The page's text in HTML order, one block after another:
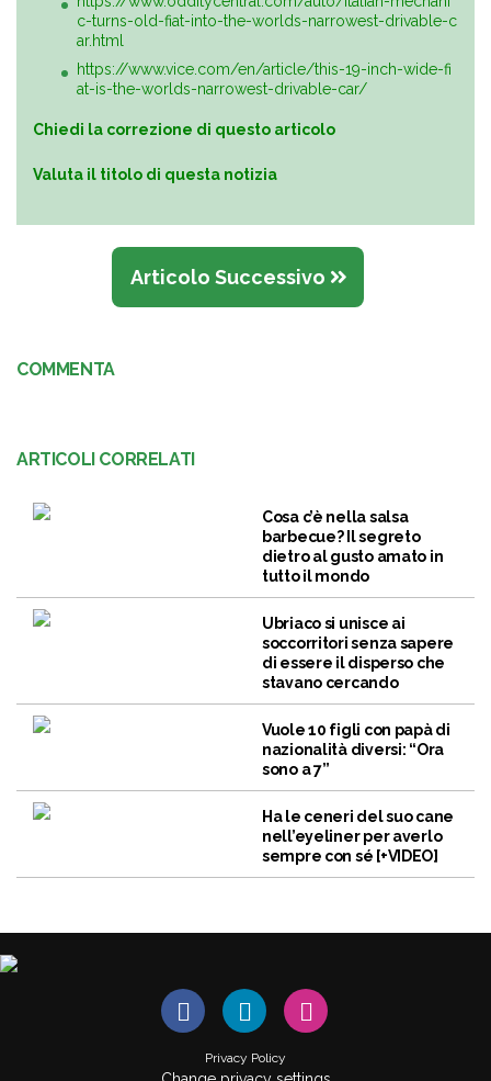
c-turns-old-fiat-into-the-worlds-narrowest-drivable-c
ar.html
https://www.vice.com/en/article/this-19-inch-wide-fi
at-is-the-worlds-narrowest-drivable-car/
Chiedi la correzione di questo articolo
Valuta il titolo di questa notizia
Articolo Successivo
COMMENTA
ARTICOLI CORRELATI
Cosa c’è nella salsa
barbecue? Il segreto
dietro al gusto amato in
tutto il mondo
Ubriaco si unisce ai
soccorritori senza sapere
di essere il disperso che
stavano cercando
Vuole 10 figli con papà di
nazionalità diversi: “Ora
sono a 7”
Ha le ceneri del suo cane
nell’eyeliner per averlo
sempre con sé [+VIDEO]
Privacy Policy